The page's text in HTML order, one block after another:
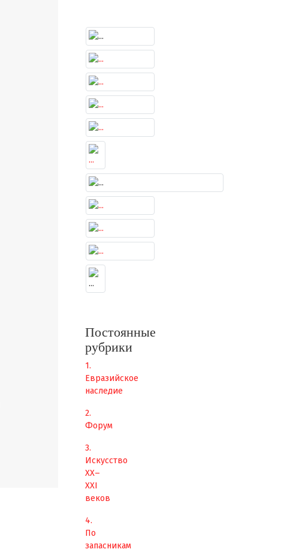
Постоянные
рубрики
1.
Евразийское
наследие
2.
Форум
3.
Искусство
XX–
XXI
веков
4.
По
запасникам